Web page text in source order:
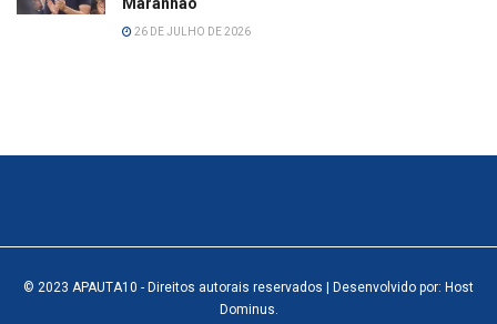
26 DE JULHO DE 2026
© 2023 APAUTA10 - Direitos autorais reservados | Desenvolvido por: Host
Dominus.